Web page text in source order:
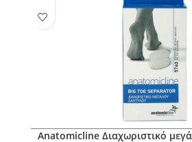
Anatomicline Διαχωριστικό